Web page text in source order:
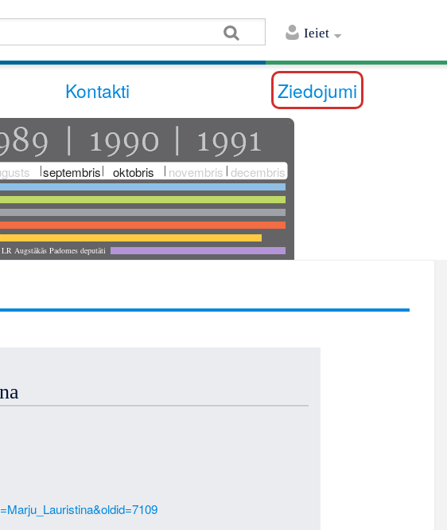
Ieiet
Kontakti Ziedojumi
septembris oktobris novembris decembris
LR Augstākās Padomes deputāti